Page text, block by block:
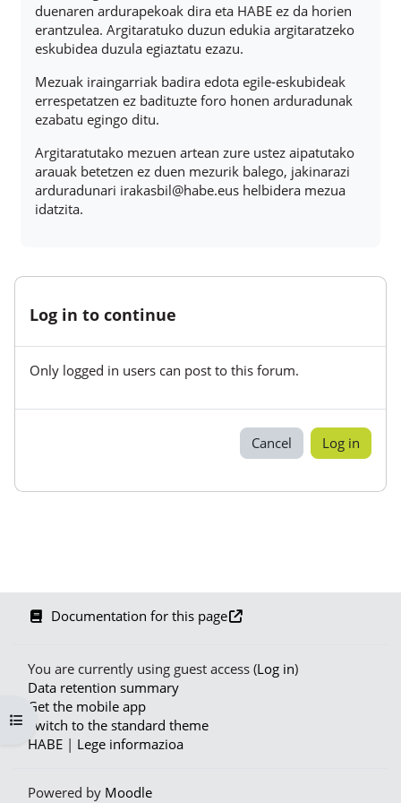
Open course index
duenaren ardurapekoak dira eta HABE ez da horien
erantzulea. Argitaratuko duzun edukia argitaratzeko
eskubidea duzula egiaztatu ezazu.
Mezuak iraingarriak badira edota egile-eskubideak
errespetatzen ez badituzte foro honen arduradunak
ezabatu egingo ditu.
Argitaratutako mezuen artean zure ustez aipatutako
arauak betetzen ez duen mezurik balego, jakinarazi
arduradunari irakasbil@habe.eus helbidera mezua
idatzita.
Log in to continue
Only logged in users can post to this forum.
Cancel Log in
Documentation for this page
You are currently using guest access (Log in)
Data retention summary
Get the mobile app
Switch to the standard theme
HABE | Lege informazioa
Powered by Moodle